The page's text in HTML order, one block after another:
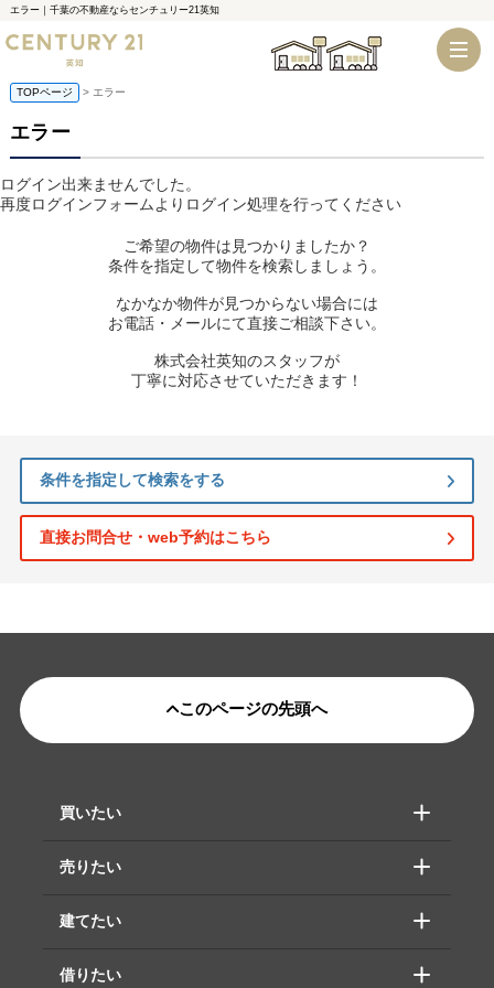
エラー｜千葉の不動産ならセンチュリー21英知
TOPページ > エラー
エラー
ログイン出来ませんでした。
再度ログインフォームよりログイン処理を行ってください
ご希望の物件は見つかりましたか？
条件を指定して物件を検索しましょう。
なかなか物件が見つからない場合には
お電話・メールにて直接ご相談下さい。
株式会社英知のスタッフが
丁寧に対応させていただきます！
条件を指定して検索をする
直接お問合せ・web予約はこちら
このページの先頭へ
買いたい
売りたい
建てたい
借りたい